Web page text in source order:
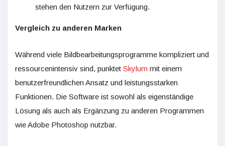
stehen den Nutzern zur Verfügung.
Vergleich zu anderen Marken
Während viele Bildbearbeitungsprogramme kompliziert und
ressourcenintensiv sind, punktet Skylum mit einem
benutzerfreundlichen Ansatz und leistungsstarken
Funktionen. Die Software ist sowohl als eigenständige
Lösung als auch als Ergänzung zu anderen Programmen
wie Adobe Photoshop nutzbar.